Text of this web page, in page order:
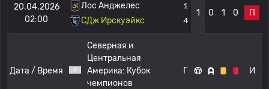
20.04.2026
02:00
Лос Анджелес
СДж Ирскуэйкс
1
4
1 0 1 0 П
Дата / Время
Северная и
Центральная
Америка: Кубок
чемпионов
Г И